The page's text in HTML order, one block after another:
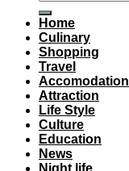
Home
Culinary
Shopping
Travel
Accomodation
Attraction
Life Style
Culture
Education
News
Night life